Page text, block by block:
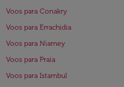
Voos para Conakry
Voos para Errachidia
Voos para Niamey
Voos para Praia
Voos para Istambul